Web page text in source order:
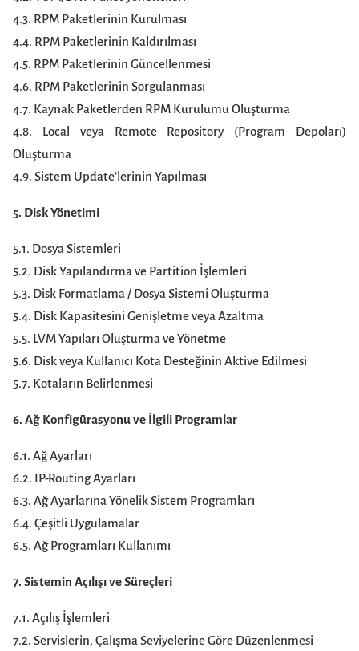
4.3. RPM Paketlerinin Kurulması
4.4. RPM Paketlerinin Kaldırılması
4.5. RPM Paketlerinin Güncellenmesi
4.6. RPM Paketlerinin Sorgulanması
4.7. Kaynak Paketlerden RPM Kurulumu Oluşturma
4.8. Local veya Remote Repository (Program Depoları)
Oluşturma
4.9. Sistem Update’lerinin Yapılması
5. Disk Yönetimi
5.1. Dosya Sistemleri
5.2. Disk Yapılandırma ve Partition İşlemleri
5.3. Disk Formatlama / Dosya Sistemi Oluşturma
5.4. Disk Kapasitesini Genişletme veya Azaltma
5.5. LVM Yapıları Oluşturma ve Yönetme
5.6. Disk veya Kullanıcı Kota Desteğinin Aktive Edilmesi
5.7. Kotaların Belirlenmesi
6. Ağ Konfigürasyonu ve İlgili Programlar
6.1. Ağ Ayarları
6.2. IP-Routing Ayarları
6.3. Ağ Ayarlarına Yönelik Sistem Programları
6.4. Çeşitli Uygulamalar
6.5. Ağ Programları Kullanımı
7. Sistemin Açılışı ve Süreçleri
7.1. Açılış İşlemleri
7.2. Servislerin, Çalışma Seviyelerine Göre Düzenlenmesi